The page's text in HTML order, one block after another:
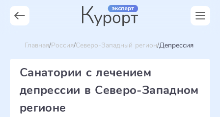
Главная Россия Северо-Западный регион Депрессия
Санатории с лечением
депрессии в Северо-Западном
регионе